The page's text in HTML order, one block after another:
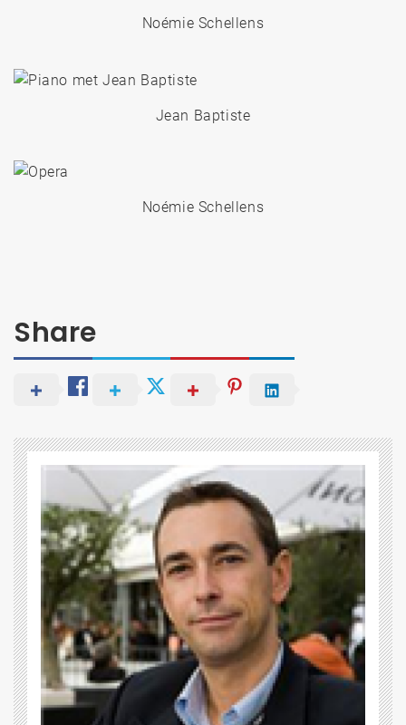
Noémie Schellens
Jean Baptiste
Noémie Schellens
Share